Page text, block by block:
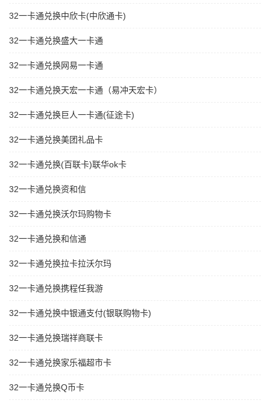
32一卡通兑换中欣卡(中欣通卡)
32一卡通兑换盛大一卡通
32一卡通兑换网易一卡通
32一卡通兑换天宏一卡通（易冲天宏卡）
32一卡通兑换巨人一卡通(征途卡)
32一卡通兑换美团礼品卡
32一卡通兑换(百联卡)联华ok卡
32一卡通兑换资和信
32一卡通兑换沃尔玛购物卡
32一卡通兑换和信通
32一卡通兑换拉卡拉沃尔玛
32一卡通兑换携程任我游
32一卡通兑换中银通支付(银联购物卡)
32一卡通兑换瑞祥商联卡
32一卡通兑换家乐福超市卡
32一卡通兑换Q币卡